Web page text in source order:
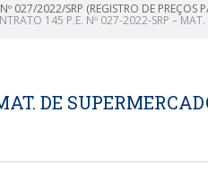
027/2022/SRP (REGISTRO DE
145 P.E. Nº 027-2022-SRP –
DE